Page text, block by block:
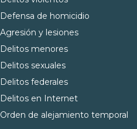
Defensa de homicidio
Agresión y lesiones
Delitos menores
Delitos sexuales
Delitos federales
Delitos en Internet
Orden de alejamiento temporal